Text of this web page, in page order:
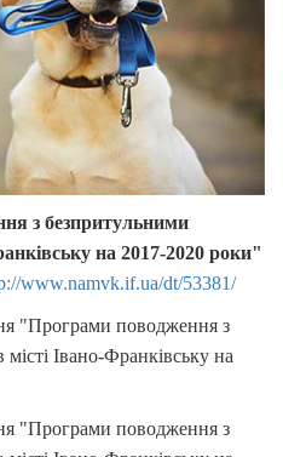
з безпритульними
на 2017-2020 роки"
www.namvk.if.ua/dt/53381/
"Програми поводження з
Івано-Франківську на
"Програми поводження з